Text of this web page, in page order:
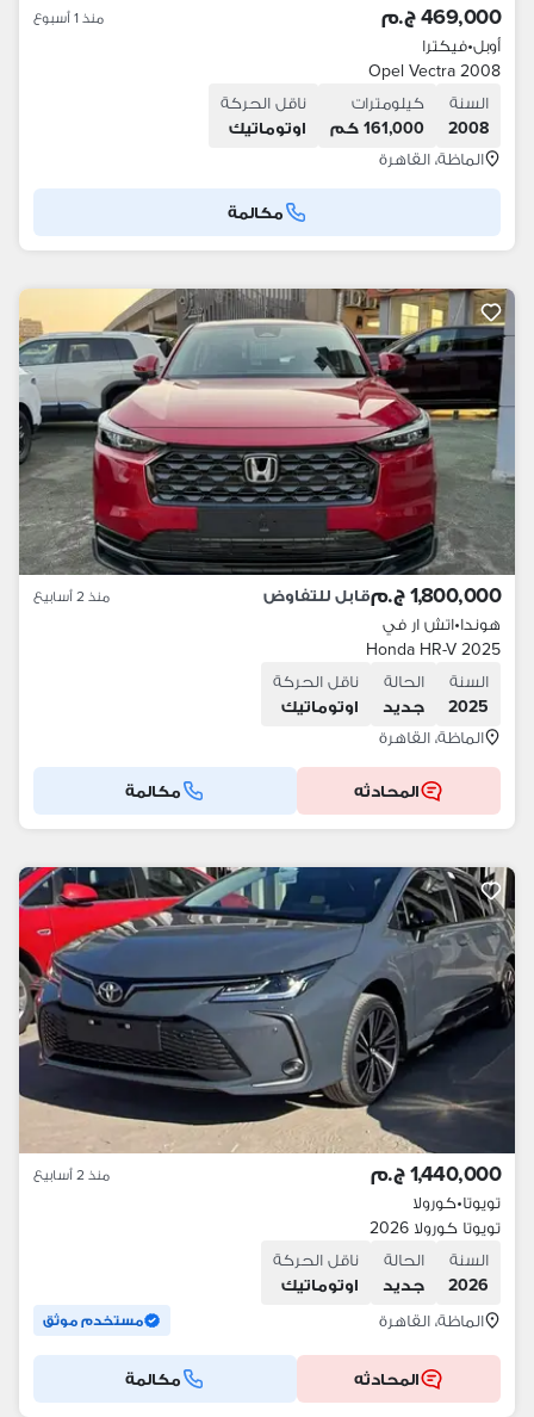
469,000 ج.م منذ 1 أسبوع
أوبل•فيكترا
Opel Vectra 2008
السنة
2008
كيلومترات
161,000 كم
ناقل الحركة
اوتوماتيك
الماظة، القاهرة
مكالمة
1,800,000 ج.م قابل للتفاوض منذ 2 أسابيع
هوندا•اتش ار في
Honda HR-V 2025
السنة
2025
الحالة
جديد
ناقل الحركة
اوتوماتيك
الماظة، القاهرة
المحادثه مكالمة
1,440,000 ج.م منذ 2 أسابيع
تويوتا•كورولا
تويوتا كورولا 2026
السنة
2026
الحالة
جديد
ناقل الحركة
اوتوماتيك
الماظة، القاهرة
مستخدم موثق
المحادثه مكالمة